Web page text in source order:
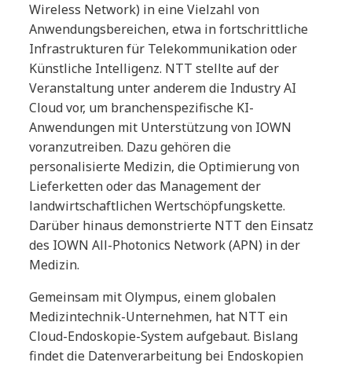
Wireless Network) in eine Vielzahl von
Anwendungsbereichen, etwa in fortschrittliche
Infrastrukturen für Telekommunikation oder
Künstliche Intelligenz. NTT stellte auf der
Veranstaltung unter anderem die Industry AI
Cloud vor, um branchenspezifische KI-
Anwendungen mit Unterstützung von IOWN
voranzutreiben. Dazu gehören die
personalisierte Medizin, die Optimierung von
Lieferketten oder das Management der
landwirtschaftlichen Wertschöpfungskette.
Darüber hinaus demonstrierte NTT den Einsatz
des IOWN All-Photonics Network (APN) in der
Medizin.
Gemeinsam mit Olympus, einem globalen
Medizintechnik-Unternehmen, hat NTT ein
Cloud-Endoskopie-System aufgebaut. Bislang
findet die Datenverarbeitung bei Endoskopien